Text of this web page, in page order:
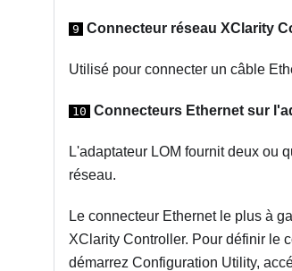
9 Connecteur réseau XClarity
Utilisé pour connecter un câble
10 Connecteurs Ethernet sur
L'adaptateur LOM fournit deux ou
réseau.
Le connecteur Ethernet le plus à
XClarity Controller. Pour définir le
démarrez Configuration Utility,